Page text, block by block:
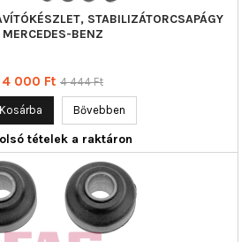
STABILIZÁTORCSAPÁGY
MERCEDES-BENZ
Ár
4 000 Ft Normál
4 444 Ft
Kosárba Bővebben
tételek a raktáron